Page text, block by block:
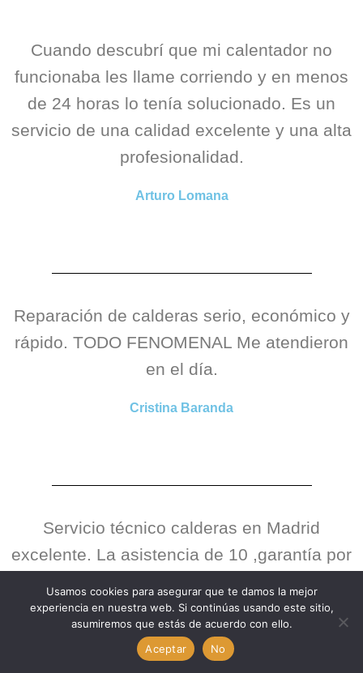
Cuando descubrí que mi calentador no
funcionaba les llame corriendo y en menos
de 24 horas lo tenía solucionado. Es un
servicio de una calidad excelente y una alta
profesionalidad.
Arturo Lomana
Reparación de calderas serio, económico y
rápido. TODO FENOMENAL Me atendieron
en el día.
Cristina Baranda
Servicio técnico calderas en Madrid
excelente. La asistencia de 10 ,garantía por
técnico super competente y profesional.
Realizó la limpieza total de la caldera como
lo hacen en sus videos. Muchas gracias.
Usamos cookies para asegurar que te damos la mejor
experiencia en nuestra web. Si continúas usando este sitio,
asumiremos que estás de acuerdo con ello.
Aceptar
No